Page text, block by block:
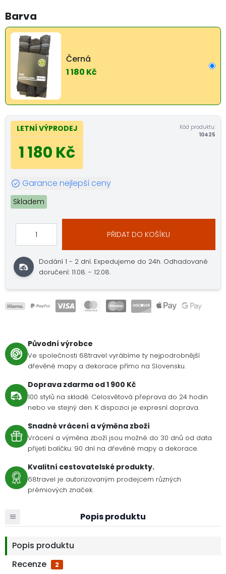
Barva
Černá
1 180 Kč
LETNÍ VÝPRODEJ
1 180 Kč
Kód produktu:
10425
Garance nejlepší ceny
Skladem
PŘIDAT DO KOŠÍKU
Dodání 1 - 2 dní. Expedujeme do 24h. Odhadované
doručení: 11.08. - 12.08.
Původní výrobce
Ve společnosti 68travel vyrábíme ty nejpodrobnější
dřevěné mapy a dekorace přímo na Slovensku.
Doprava zdarma od 1 900 Kč
100 stylů na skladě. Celosvětová přeprava do 24 hodin
nebo ve stejný den. K dispozici je expresní doprava.
Snadné vrácení a výměna zboží
Vrácení a výměna zboží jsou možné do 30 dnů od data
přijetí balíčku. 90 dní na dřevěné mapy a dekorace.
Kvalitní cestovatelské produkty.
68travel je autorizovaným prodejcem různých
prémiových značek.
Popis produktu
Popis produktu
Recenze
2